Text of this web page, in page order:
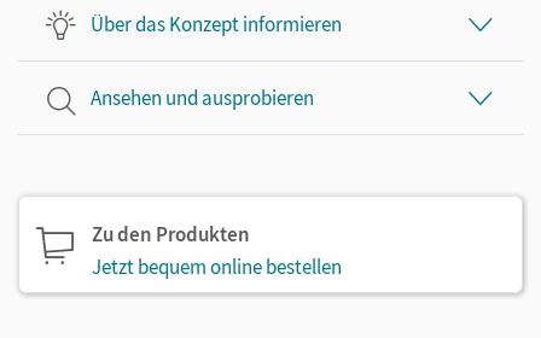
Über das Konzept informieren
Ansehen und ausprobieren
Zu den Produkten
Jetzt bequem online bestellen